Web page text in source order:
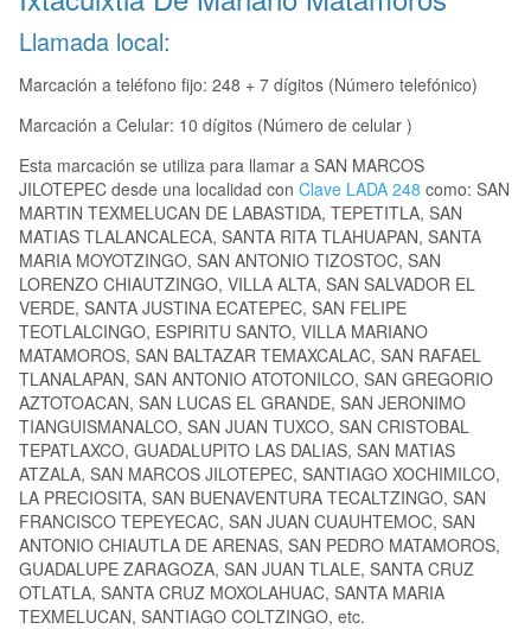
Llamada local:
Marcación a teléfono fijo: 248 + 7 dígitos (Número telefónico)
Marcación a Celular: 10 dígitos (Número de celular )
Esta marcación se utiliza para llamar a SAN MARCOS
JILOTEPEC desde una localidad con Clave LADA 248 como: SAN
MARTIN TEXMELUCAN DE LABASTIDA, TEPETITLA, SAN
MATIAS TLALANCALECA, SANTA RITA TLAHUAPAN, SANTA
MARIA MOYOTZINGO, SAN ANTONIO TIZOSTOC, SAN
LORENZO CHIAUTZINGO, VILLA ALTA, SAN SALVADOR EL
VERDE, SANTA JUSTINA ECATEPEC, SAN FELIPE
TEOTLALCINGO, ESPIRITU SANTO, VILLA MARIANO
MATAMOROS, SAN BALTAZAR TEMAXCALAC, SAN RAFAEL
TLANALAPAN, SAN ANTONIO ATOTONILCO, SAN GREGORIO
AZTOTOACAN, SAN LUCAS EL GRANDE, SAN JERONIMO
TIANGUISMANALCO, SAN JUAN TUXCO, SAN CRISTOBAL
TEPATLAXCO, GUADALUPITO LAS DALIAS, SAN MATIAS
ATZALA, SAN MARCOS JILOTEPEC, SANTIAGO XOCHIMILCO,
LA PRECIOSITA, SAN BUENAVENTURA TECALTZINGO, SAN
FRANCISCO TEPEYECAC, SAN JUAN CUAUHTEMOC, SAN
ANTONIO CHIAUTLA DE ARENAS, SAN PEDRO MATAMOROS,
GUADALUPE ZARAGOZA, SAN JUAN TLALE, SANTA CRUZ
OTLATLA, SANTA CRUZ MOXOLAHUAC, SANTA MARIA
TEXMELUCAN, SANTIAGO COLTZINGO, etc.